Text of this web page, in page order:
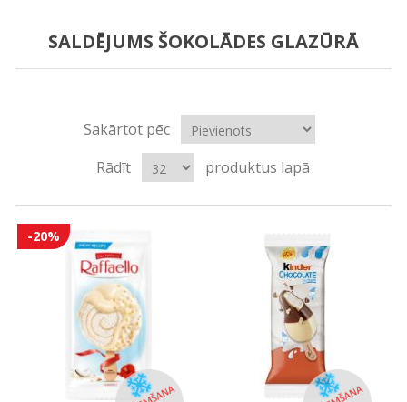
SALDĒJUMS ŠOKOLĀDES GLAZŪRĀ
Sakārtot pēc
Rādīt
produktus lapā
-20%